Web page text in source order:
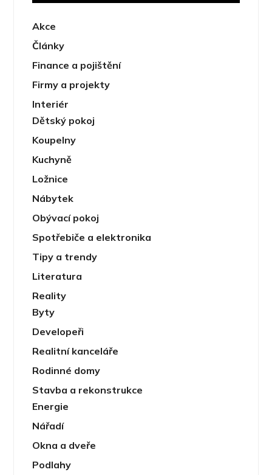
Akce
Články
Finance a pojištění
Firmy a projekty
Interiér
Dětský pokoj
Koupelny
Kuchyně
Ložnice
Nábytek
Obývací pokoj
Spotřebiče a elektronika
Tipy a trendy
Literatura
Reality
Byty
Developeři
Realitní kanceláře
Rodinné domy
Stavba a rekonstrukce
Energie
Nářadí
Okna a dveře
Podlahy